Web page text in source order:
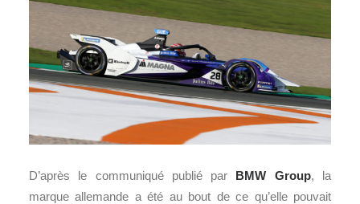
D’après le communiqué publié par BMW Group, la
marque allemande a été au bout de ce qu’elle pouvait